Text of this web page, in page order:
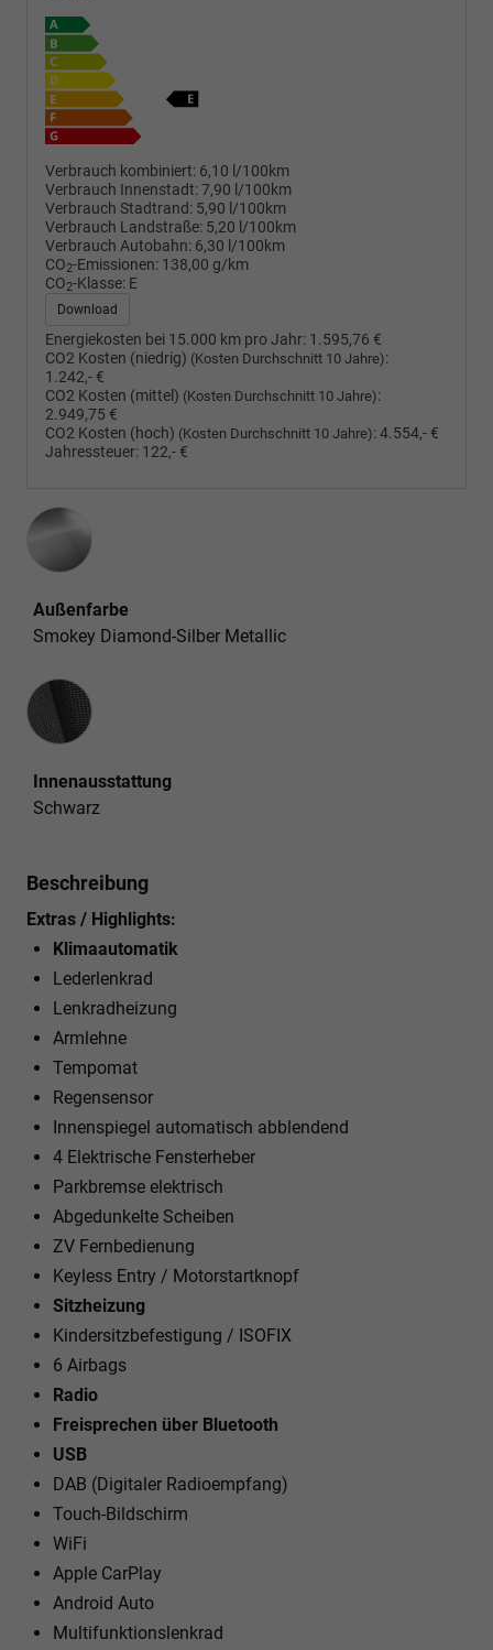
Verbrauch kombiniert: 6,10 l/100km
Verbrauch Innenstadt:7,90 l/100km
Verbrauch Stadtrand: 5,90 l/100km
Verbrauch Landstraße: 5,20 l/100km
Verbrauch Autobahn: 6,30 l/100km
CO2-Emissionen: 138,00 g/km
CO2-Klasse: E
Download
Energiekosten bei 15.000 km pro Jahr: 1.595,76 €
CO2 Kosten (niedrig) (Kosten Durchschnitt 10 Jahre):
1.242,- €
CO2 Kosten (mittel) (Kosten Durchschnitt 10 Jahre):
2.949,75 €
CO2 Kosten (hoch) (Kosten Durchschnitt 10 Jahre):4.554,- €
Jahressteuer: 122,- €
Außenfarbe
Smokey Diamond-Silber Metallic
Innenausstattung
Innenausstattung
Schwarz
Beschreibung
Extras / Highlights:
Klimaautomatik
Lederlenkrad
Lenkradheizung
Armlehne
Tempomat
Regensensor
Innenspiegel automatisch abblendend
4 Elektrische Fensterheber
Parkbremse elektrisch
Abgedunkelte Scheiben
ZV Fernbedienung
Keyless Entry / Motorstartknopf
Sitzheizung
Kindersitzbefestigung / ISOFIX
6 Airbags
Radio
Freisprechen über Bluetooth
USB
DAB (Digitaler Radioempfang)
Touch-Bildschirm
WiFi
Apple CarPlay
Android Auto
Multifunktionslenkrad